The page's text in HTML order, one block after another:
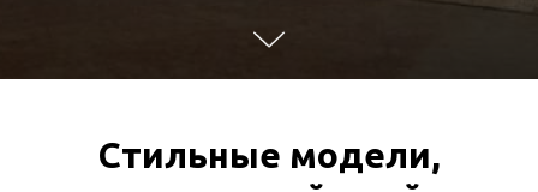
Стильные модели,